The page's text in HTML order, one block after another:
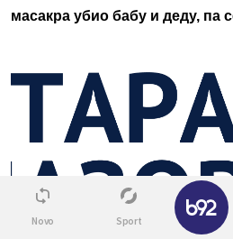
масакра убио бабу и деду, па
Novo Sport
✕